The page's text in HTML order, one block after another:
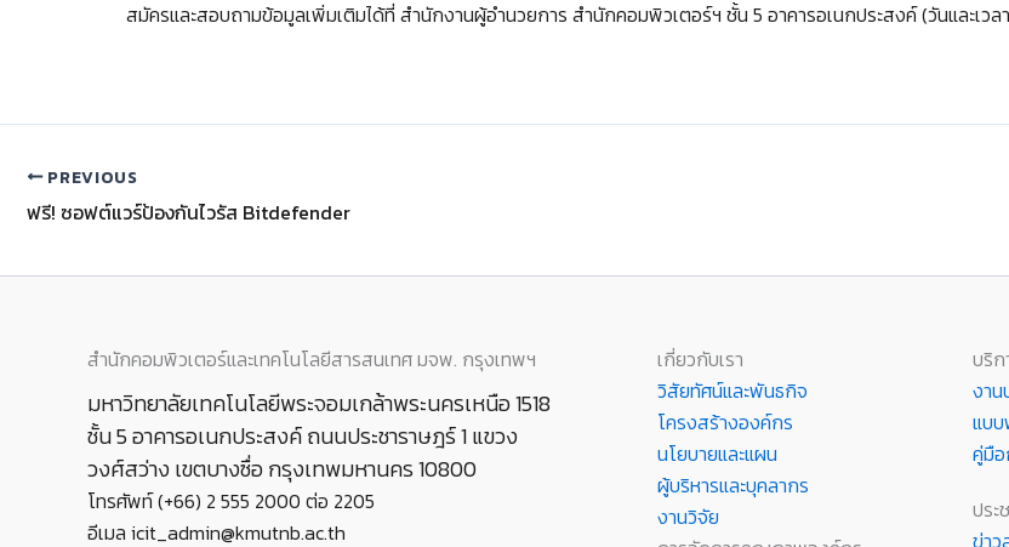
สมัครและสอบถามข้อมูลเพิ่มเติมได้ที่ สำนักงานผู้อำนวยการ สำนักคอมพิวเตอร์ฯ ชั้น 5 อาคารอเนกประสงค์ (วันและเว
PREVIOUS
ฟรี! ซอฟต์แวร์ป้องกันไวรัส Bitdefender
สำนักคอมพิวเตอร์และเทคโนโลยีสารสนเทศ มจพ. กรุงเทพฯ
มหาวิทยาลัยเทคโนโลยีพระจอมเกล้าพระนครเหนือ 1518
ชั้น 5 อาคารอเนกประสงค์ ถนนประชาราษฎร์ 1 แขวง
วงศ์สว่าง เขตบางซื่อ กรุงเทพมหานคร 10800
โทรศัพท์ (+66) 2 555 2000 ต่อ 2205
อีเมล icit_admin@kmutnb.ac.th
เกี่ยวกับเรา
วิสัยทัศน์และพันธกิจ
โครงสร้างองค์กร
นโยบายและแผน
ผู้บริหารและบุคลากร
งานวิจัย
บริก
งาน
แบ
คู่มือ
ปร
ข่าว